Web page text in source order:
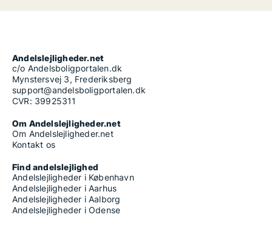
Andelslejligheder.net
c/o Andelsboligportalen.dk
Mynstersvej 3, Frederiksberg
support@andelsboligportalen.dk
CVR: 39925311
Om Andelslejligheder.net
Om Andelslejligheder.net
Kontakt os
Find andelslejlighed
Andelslejligheder i København
Andelslejligheder i Aarhus
Andelslejligheder i Aalborg
Andelslejligheder i Odense